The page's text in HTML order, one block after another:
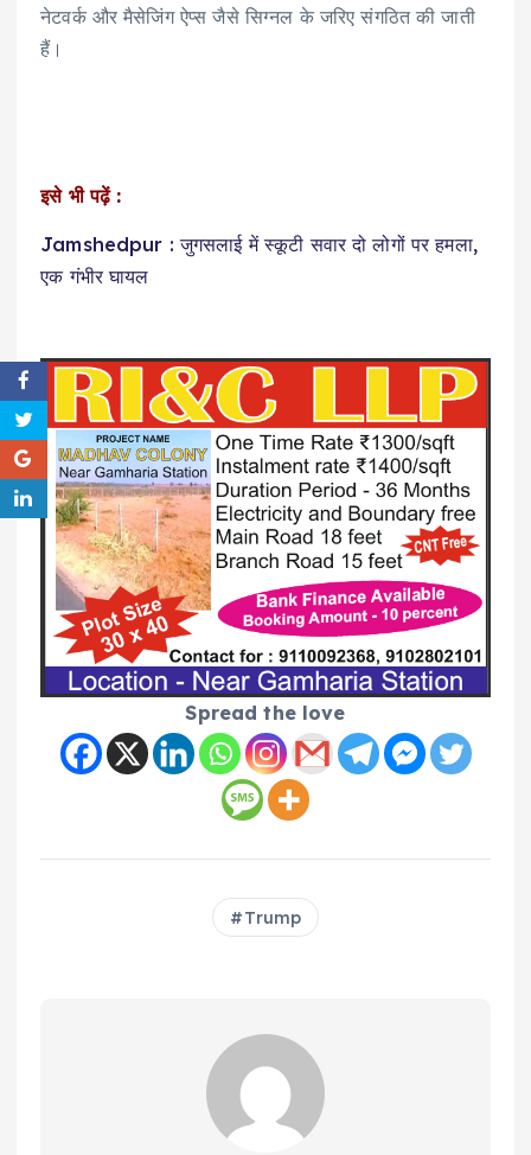
नेटवर्क और मैसेजिंग ऐप्स जैसे सिग्नल के जरिए संगठित की जाती
हैं।
इसे भी पढ़ें :
Jamshedpur : जुगसलाई में स्कूटी सवार दो लोगों पर हमला,
एक गंभीर घायल
Spread the love
Trump